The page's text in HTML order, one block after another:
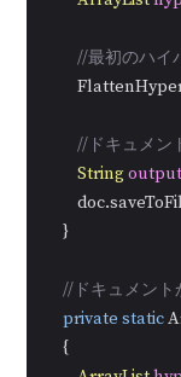
//最初のハイ
//ドキュメン
Stringoutput
    }
//ドキュメン
private static
    {